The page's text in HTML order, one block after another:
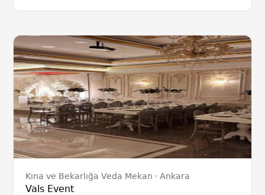
Kına ve Bekarlığa Veda Mekan Ankara
Vals Event